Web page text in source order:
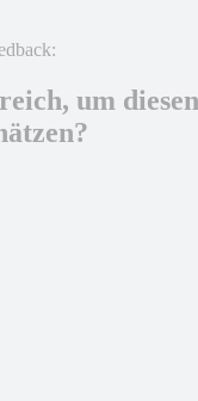
um diesen